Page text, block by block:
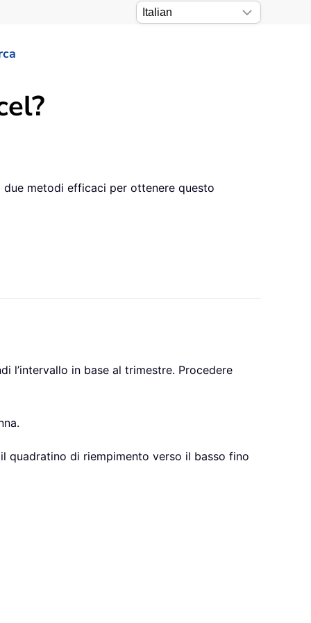
metodi efficaci per ottenere questo
l’intervallo in base al trimestre. Procedere
quadratino di riempimento verso il basso fino